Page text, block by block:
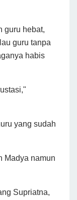
guru hebat,
guru tanpa
habis
yang sudah
Madya namun
Supriatna,